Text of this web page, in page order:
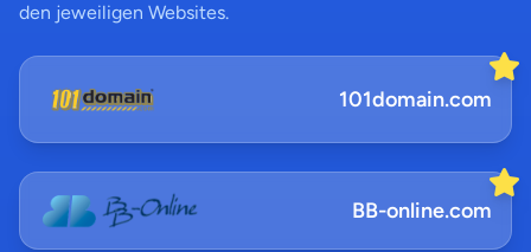
den jeweiligen Websites.
101domain.com
BB-online.com